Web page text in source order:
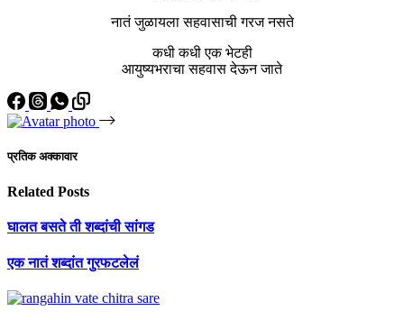
नातं जुळायला सहवासाची गरज नसते
कधी कधी एक भेटही
आयुष्यभराचा सहवास देऊन जाते
प्रतिक अक्कावार
Related Posts
घालत बसते ती शब्दांची सांगड
एक नातं शब्दांत गुरफटलेलं